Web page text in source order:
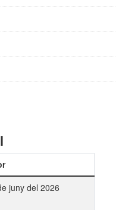
juny del 2026